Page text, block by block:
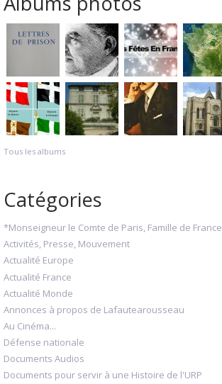
Tous les albums
Catégories
*Monseigneur le Comte de Paris, Famille de France
Activités, Presse, Mouvement
Actualité Europe
Actualité France
Actualité Monde
Annonces à propos de Lafautearousseau
Au Cinéma...
Défense nationale
Documents Audios
Documents pour servir à une Histoire de l'URP